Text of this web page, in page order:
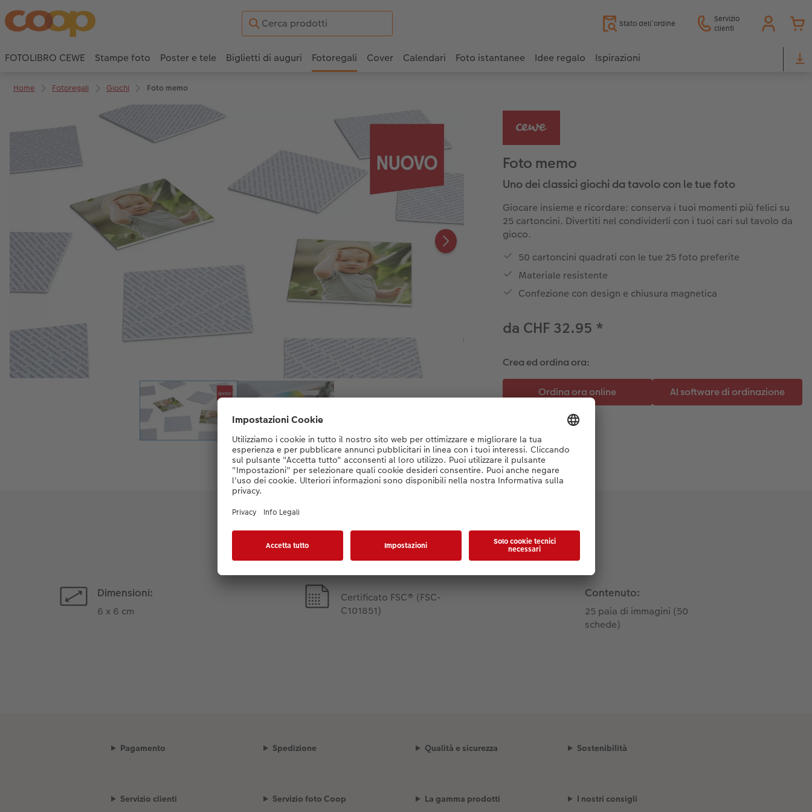
Stato dell’ordine
Servizio
clienti
FOTOLIBRO CEWE Stampe foto Poster e tele Biglietti di auguri Fotoregali Cover Calendari Foto istantanee Idee regalo Ispirazioni
Home Fotoregali Giochi Foto memo
Foto memo
Uno dei classici giochi da tavolo con le tue foto
Giocare insieme e ricordare: conserva i tuoi momenti più felici su
25 cartoncini. Divertiti nel condividerli con i tuoi cari sul tavolo da
gioco.
50 cartoncini quadrati con le tue 25 foto preferite
Materiale resistente
Confezione con design e chiusura magnetica
da CHF 32.95 *
Crea ed ordina ora:
Dettagli del prodotto
Dimensioni:
6 x 6 cm
Certificato FSC® (FSC-
C101851)
Contenuto:
25 paia di immagini (50
schede)
Pagamento Spedizione Qualità e sicurezza Sostenibilità
Servizio clienti Servizio foto Coop La gamma prodotti I nostri consigli